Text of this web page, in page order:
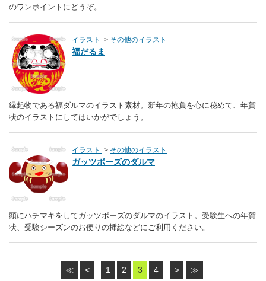
のワンポイントにどうぞ。
イラスト その他のイラスト
福だるま
縁起物である福ダルマのイラスト素材。新年の抱負を心に秘めて、年賀
状のイラストにしてはいかがでしょう。
イラスト その他のイラスト
ガッツポーズのダルマ
頭にハチマキをしてガッツポーズのダルマのイラスト。受験生への年賀
状、受験シーズンのお便りの挿絵などにご利用ください。
≪ < 1 2 3 4 > ≫